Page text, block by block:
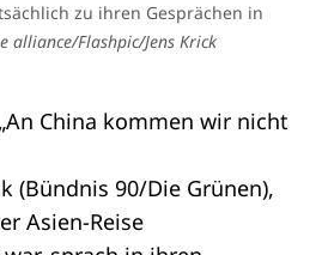
zu ihren Gesprächen in
alliance/Flashpic/Jens Krick
China kommen wir nicht
(Bündnis 90/Die Grünen),
Asien-Reise